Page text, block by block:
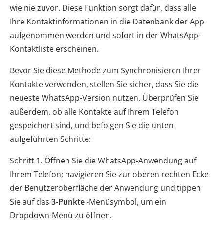
wie nie zuvor. Diese Funktion sorgt dafür, dass alle
Ihre Kontaktinformationen in die Datenbank der App
aufgenommen werden und sofort in der WhatsApp-
Kontaktliste erscheinen.
Bevor Sie diese Methode zum Synchronisieren Ihrer
Kontakte verwenden, stellen Sie sicher, dass Sie die
neueste WhatsApp-Version nutzen. Überprüfen Sie
außerdem, ob alle Kontakte auf Ihrem Telefon
gespeichert sind, und befolgen Sie die unten
aufgeführten Schritte:
Schritt 1. Öffnen Sie die WhatsApp-Anwendung auf
Ihrem Telefon; navigieren Sie zur oberen rechten Ecke
der Benutzeroberfläche der Anwendung und tippen
Sie auf das 3-Punkte-Menüsymbol, um ein
Dropdown-Menü zu öffnen.